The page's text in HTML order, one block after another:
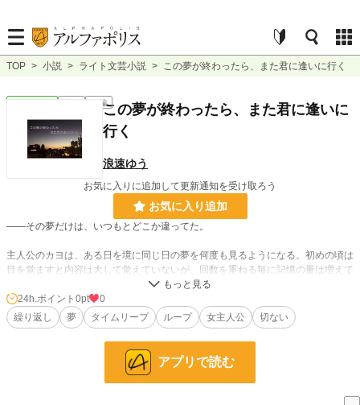
TOP > 小説 > ライト文芸小説 > この夢が終わったら、また君に逢いに行く
長編この夢が終わったら、また君に逢いに
行く
浪速ゆう
お気に入りに追加して更新通知を受け取ろう
お気に入り追加
——その夢だけは、いつもとどこか違ってた。
主人公のカヨは、ある日を境に同じ日の夢を何度も見るようになる。初めの頃は
目を覚ますと内容は大して覚えていないが、回数を重ねる毎に記憶の量は増えて
いき、やがてこれは夢なのか現実なのかが分からなくなっていく。
夢で見る内容は共通だった。9月26日、靴紐が切れ、見知らぬ怪しい人物が登場
し、そして……。
夢か現実か。なぜ同じ日を何度も繰り返すのか。カヨが見たその結末とは——。
※ノベマ！サイトにて編集部おすすめに選出されました。
※アルファポリス、ライト文芸ランキング３位（2021/4/29）。
24h.ポイント 0pt
0
繰り返し
夢 タイムリープ ループ 女主人公 切ない
アプリで読む